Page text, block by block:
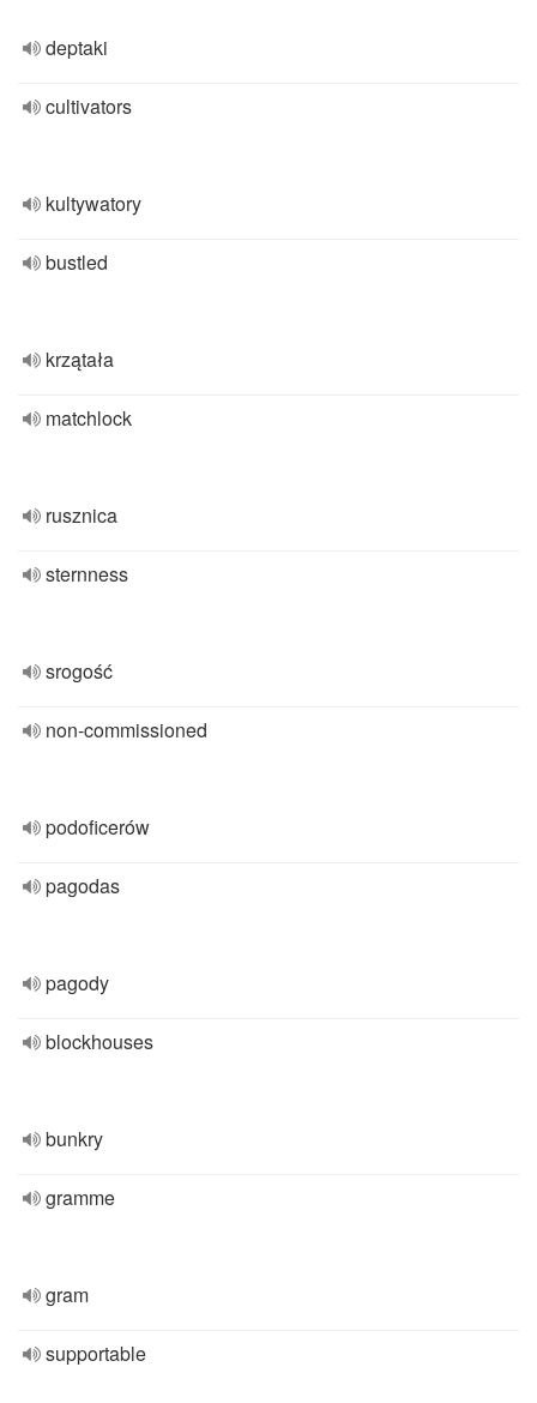
deptaki
cultivators
kultywatory
bustled
krzątała
matchlock
rusznica
sternness
srogość
non-commissioned
podoficerów
pagodas
pagody
blockhouses
bunkry
gramme
gram
supportable